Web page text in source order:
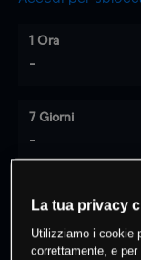
1 Ora
-
7 Giorni
-
% dei
questo
La tua privacy
Utilizziamo i cookie
correttamente, e